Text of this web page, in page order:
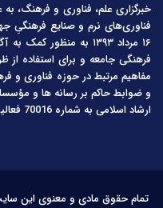
خبرگزاری علم، فناوری و فرهنگ،
فناوری‌های نرم و صنایع فرهنگیِ
۱۶ مرداد ۱۳۹۳ به
فرهنگی جامعه و برای استفاده از
مفاهیم مرتبط در حوزه فناوری
و ضوابط حاکم بر رسانه ها و
ارشاد اسلامی به شماره 70016 فعالیت خود را آغاز کرده است.
تمام حقوق مادی و معنوی این